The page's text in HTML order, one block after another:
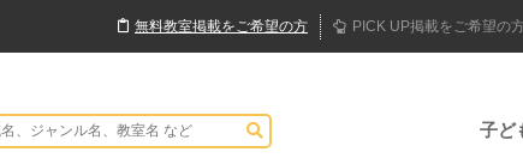
無料教室掲載をご希望の方 PICK UP掲載をご希望の方
子ど